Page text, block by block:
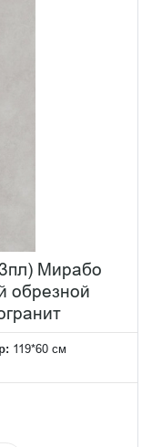
Мирабо
обрезной
119*60 см